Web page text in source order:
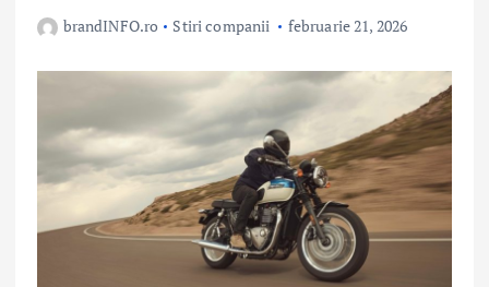
brandINFO.ro Stiri companii februarie 21, 2026